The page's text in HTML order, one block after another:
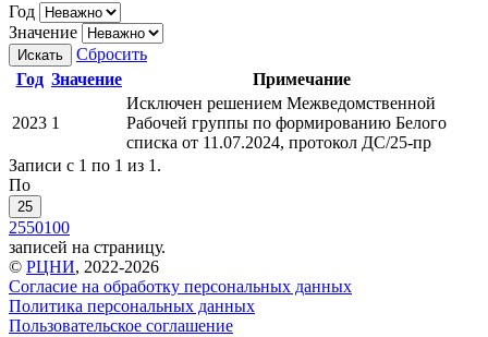
Год
Значение
Искать
Сбросить
Год Значение Примечание
2023 1
Исключен решением Межведомственной
Рабочей группы по формированию Белого
списка от 11.07.2024, протокол ДС/25-пр
Записи с 1 по 1 из 1.
По
25
2550100
записей на страницу.
© РЦНИ, 2022-2026
Согласие на обработку персональных данных
Политика персональных данных
Пользовательское соглашение